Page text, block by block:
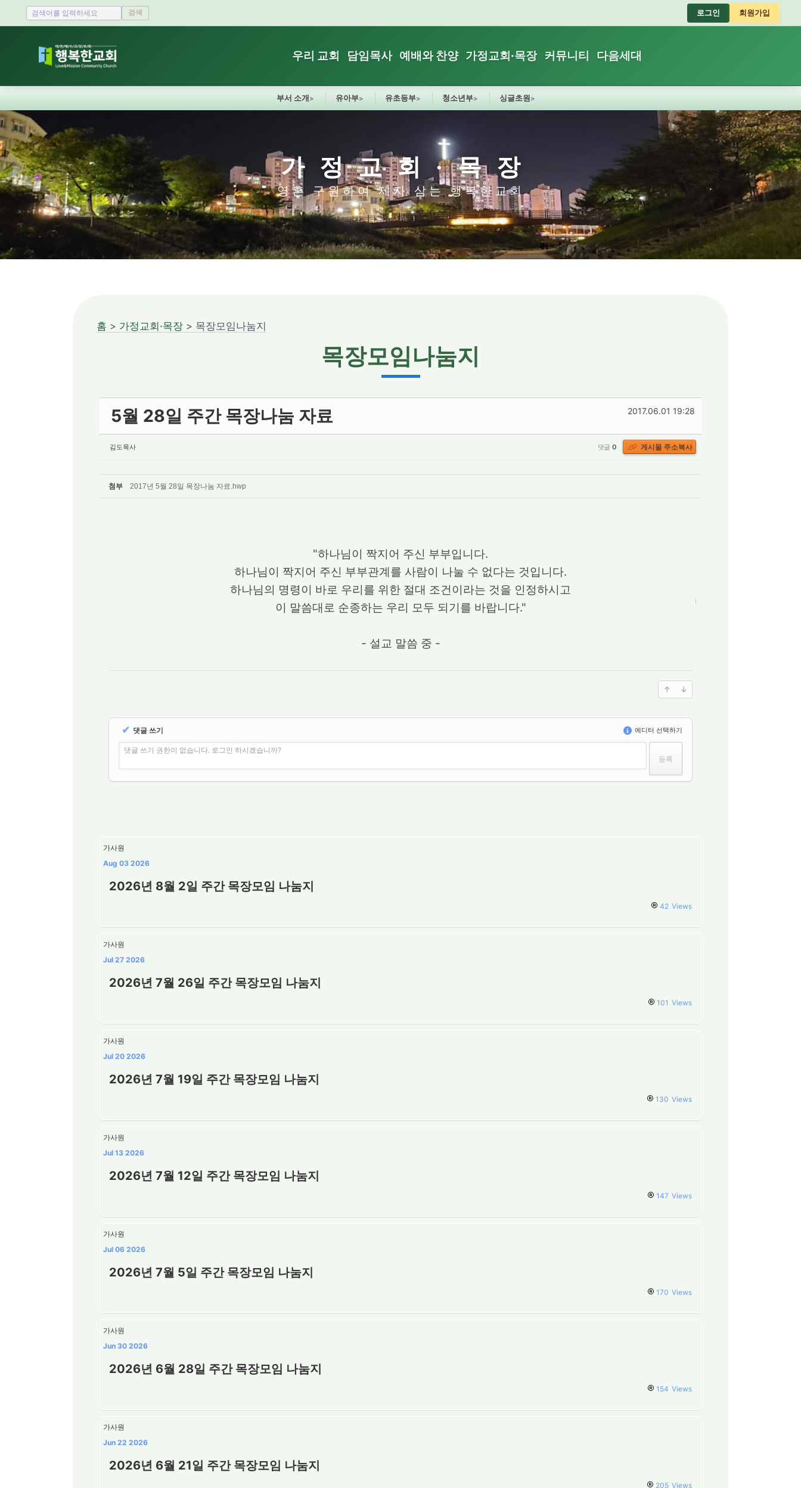
검색 로그인 회원가입
우리 교회 담임목사 예배와 찬양 가정교회·목장 커뮤니티 다음세대
부서 소개 유아부 유초등부 청소년부 싱글초원
가정교회·목장
영혼 구원하여 제자 삼는 행복한교회
홈 > 가정교회·목장 > 목장모임나눔지
목장모임나눔지
2017.06.01 19:28
5월 28일 주간 목장나눔 자료
김도목사 댓글 0 게시물 주소복사
첨부 2017년 5월 28일 목장나눔 자료.hwp
"하나님이 짝지어 주신 부부입니다.
하나님이 짝지어 주신 부부관계를 사람이 나눌 수 없다는 것입니다.
하나님의 명령이 바로 우리를 위한 절대 조건이라는 것을 인정하시고
이 말씀대로 순종하는 우리 모두 되기를 바랍니다."
- 설교 말씀 중 -
✔ 댓글 쓰기 에디터 선택하기
댓글 쓰기 권한이 없습니다. 로그인 하시겠습니까?
가사원
Aug 03 2026
2026년 8월 2일 주간 목장모임 나눔지
42 Views
가사원
Jul 27 2026
2026년 7월 26일 주간 목장모임 나눔지
101 Views
가사원
Jul 20 2026
2026년 7월 19일 주간 목장모임 나눔지
130 Views
가사원
Jul 13 2026
2026년 7월 12일 주간 목장모임 나눔지
147 Views
가사원
Jul 06 2026
2026년 7월 5일 주간 목장모임 나눔지
170 Views
가사원
Jun 30 2026
2026년 6월 28일 주간 목장모임 나눔지
154 Views
가사원
Jun 22 2026
2026년 6월 21일 주간 목장모임 나눔지
205 Views
Sketchbook5, 스케치북5
Sketchbook5, 스케치북5